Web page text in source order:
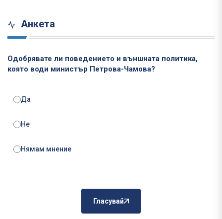
Анкета
Одобрявате ли поведението и външната политика,
която води министър Петрова-Чамова?
Да
Не
Нямам мнение
Гласувай